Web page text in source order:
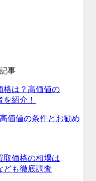
事
価値の条件とお勧め